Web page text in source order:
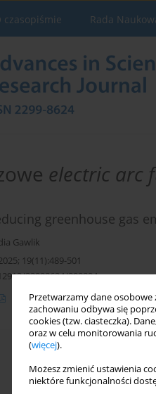
Przetwarzamy dane
zachowaniu odbywa się
cookies (tzw. ciasteczka).
oraz w celu monitorowania
(więcej).
Możesz zmienić ustawienia
niektóre funkcjonalności
czasopiśmie Rada
electric arc
greenhouse gas
Gawlik
19(11):489-501
22998624/209894
Artykuł(PDF)